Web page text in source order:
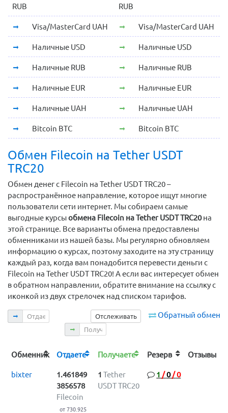
RUB
RUB
Visa/MasterCard UAH Visa/MasterCard UAH
Наличные USD Наличные USD
Наличные RUB Наличные RUB
Наличные EUR Наличные EUR
Наличные UAH Наличные UAH
Bitcoin BTC Bitcoin BTC
Обмен Filecoin на Tether USDT
TRC20
Обмен денег с Filecoin на Tether USDT TRC20 –
распространённое направление, которое ищут многие
пользователи сети интернет. Мы собираем самые
выгодные курсыобмена Filecoin на Tether USDT TRC20на
этой странице. Все варианты обмена предоставлены
обменниками из нашей базы. Мы регулярно обновляем
информацию о курсах, поэтому заходите на эту страницу
каждый раз, когда вам понадобится перевести деньги с
Filecoin на Tether USDT TRC20! А если вас интересует обмен
в обратном направлении, обратите внимание на ссылку с
иконкой из двух стрелочек над списком тарифов.
Обратный обмен
Отслеживать
Отдаете
Получаете
Обменник Отдаете Получаете Резерв Отзывы
bixter
1.461849
3856578
Filecoin
от 730.925
1 Tether
USDT TRC20
1 /0/0